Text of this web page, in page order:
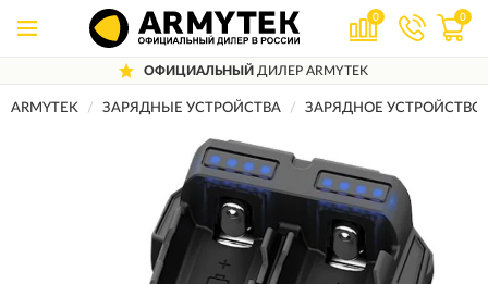
0 0
ОФИЦИАЛЬНЫЙ ДИЛЕР ARMYTEK
ARMYTEK ЗАРЯДНЫЕ УСТРОЙСТВА ЗАРЯДНОЕ УСТРОЙСТВО